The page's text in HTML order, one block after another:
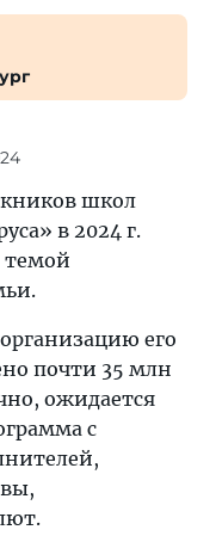
школ
в 2024 г.
темой
его
почти 35 млн
ожидается
с